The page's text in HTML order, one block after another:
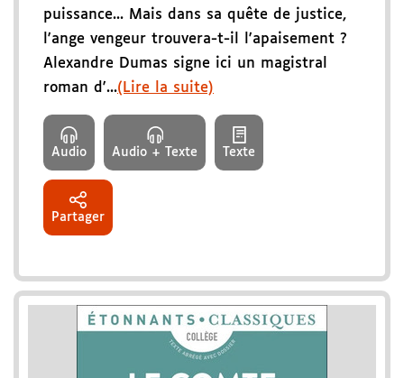
puissance... Mais dans sa quête de justice,
l'ange vengeur trouvera-t-il l'apaisement ?
Alexandre Dumas signe ici un magistral
roman d'...(Lire la suite)
Audio Audio + Texte Texte
Partager